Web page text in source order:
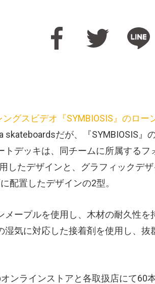
ングスビデオ『SYMBIOSIS』のロー
skateboardsだが、『SYMBIOSIS』
デッキは、同チームに所属するフ
したデザインと、グラフィックデザ
配置したデザインの2型。
メープルを使用し、木材の耐久性を
湿気に対応した接着剤を使用し、抜
ンラインストアと各取扱店にて60